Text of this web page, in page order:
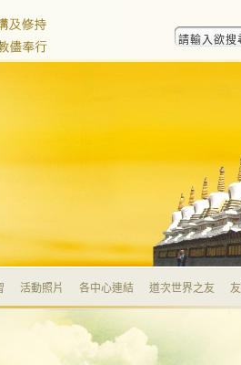
活動照片 各中心連結 道次世界之友